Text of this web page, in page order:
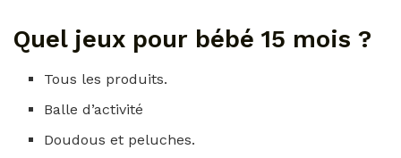
Quel jeux pour bébé 15 mois ?
Tous les produits.
Balle d’activité
Doudous et peluches.